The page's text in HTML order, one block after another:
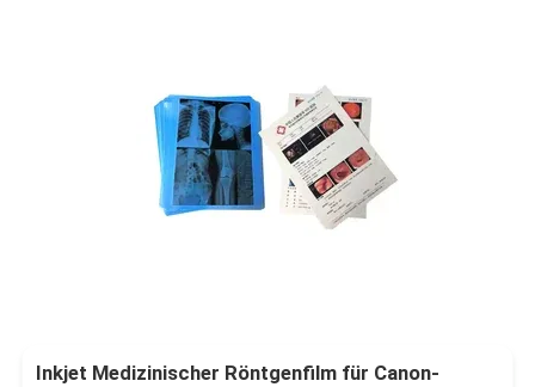
Inkjet Medizinischer Röntgenfilm für Canon-